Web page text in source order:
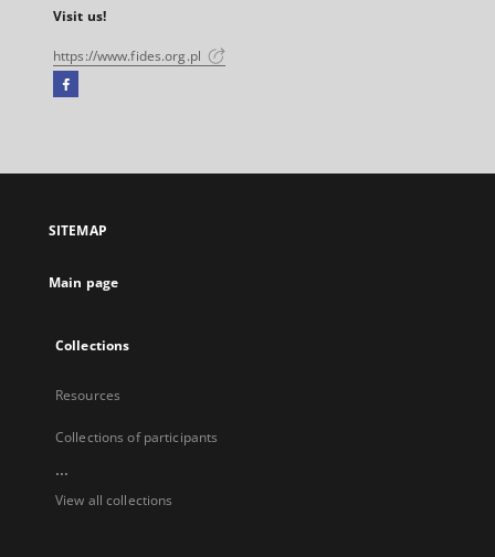
Visit us!
https://www.fides.org.pl
Facebook
open
new
SITEMAP
Main page
Collections
Resources
Collections of participants
...
View all collections